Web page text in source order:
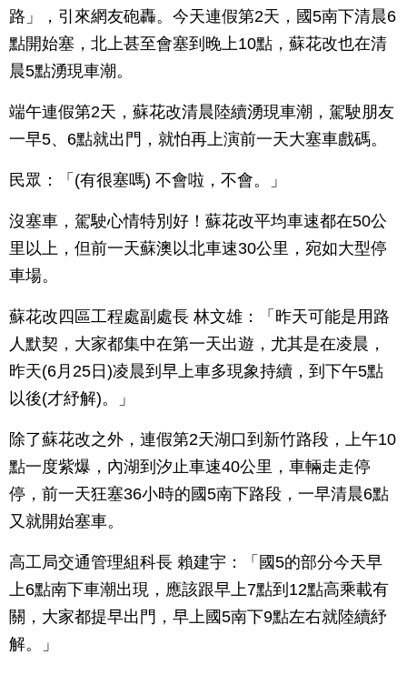
路」，引來網友砲轟。今天連假第2天，國5南下清晨6
點開始塞，北上甚至會塞到晚上10點，蘇花改也在清
晨5點湧現車潮。
端午連假第2天，蘇花改清晨陸續湧現車潮，駕駛朋友
一早5、6點就出門，就怕再上演前一天大塞車戲碼。
民眾：「(有很塞嗎) 不會啦，不會。」
沒塞車，駕駛心情特別好！蘇花改平均車速都在50公
里以上，但前一天蘇澳以北車速30公里，宛如大型停
車場。
蘇花改四區工程處副處長 林文雄：「昨天可能是用路
人默契，大家都集中在第一天出遊，尤其是在凌晨，
昨天(6月25日)凌晨到早上車多現象持續，到下午5點
以後(才紓解)。」
除了蘇花改之外，連假第2天湖口到新竹路段，上午10
點一度紫爆，內湖到汐止車速40公里，車輛走走停
停，前一天狂塞36小時的國5南下路段，一早清晨6點
又就開始塞車。
高工局交通管理組科長 賴建宇：「國5的部分今天早
上6點南下車潮出現，應該跟早上7點到12點高乘載有
關，大家都提早出門，早上國5南下9點左右就陸續紓
解。」